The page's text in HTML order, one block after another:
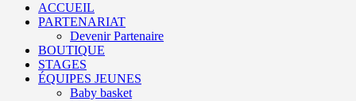
ACCUEIL
PARTENARIAT
Devenir Partenaire
BOUTIQUE
STAGES
ÉQUIPES JEUNES
Baby basket